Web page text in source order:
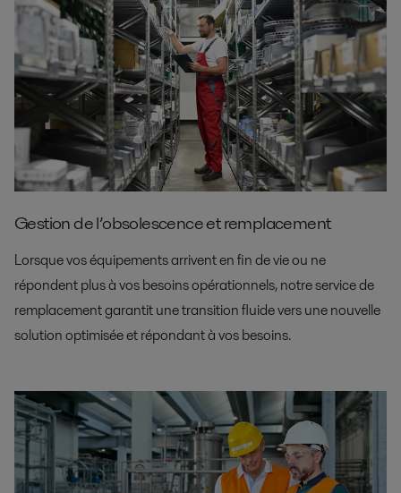
Gestion de l’obsolescence et remplacement
Lorsque vos équipements arrivent en fin de vie ou ne
répondent plus à vos besoins opérationnels, notre service de
remplacement garantit une transition fluide vers une nouvelle
solution optimisée et répondant à vos besoins.